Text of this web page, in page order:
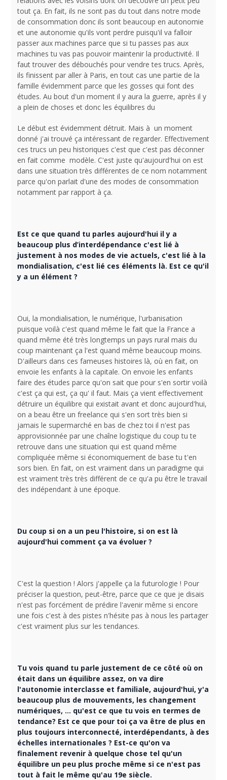
tout ça. En fait, ils ne sont pas du tout dans notre mode
de consommation donc ils sont beaucoup en autonomie
et une autonomie qu'ils vont perdre puisqu'il va falloir
passer aux machines parce que si tu passes pas aux
machines tu vas pas pouvoir maintenir la productivité. Il
faut trouver des débouchés pour vendre tes trucs. Après,
ils finissent par aller à Paris, en tout cas une partie de la
famille évidemment parce que les gosses qui font des
études. Au bout d'un moment il y aura la guerre, après il y
a plein de choses et donc les équilibres du
Le début est évidemment détruit. Mais à un moment
donné j'ai trouvé ça intéressant de regarder. Effectivement
ces trucs un peu historiques c'est que c'est pas déconner
en fait comme modèle. C'est juste qu'aujourd'hui on est
dans une situation très différentes de ce nom notamment
parce qu'on parlait d'une des modes de consommation
notamment par rapport à ça.
Est ce que quand tu parles aujourd'hui il y a
beaucoup plus d’interdépendance c'est lié à
justement à nos modes de vie actuels, c'est lié à la
mondialisation, c'est lié ces éléments là. Est ce qu'il
y a un élément ?
Oui, la mondialisation, le numérique, l'urbanisation
puisque voilà c'est quand même le fait que la France a
quand même été très longtemps un pays rural mais du
coup maintenant ça l'est quand même beaucoup moins.
D'ailleurs dans ces fameuses histoires là, où en fait, on
envoie les enfants à la capitale. On envoie les enfants
faire des études parce qu'on sait que pour s'en sortir voilà
c'est ça qui est, ça qu' il faut. Mais ça vient effectivement
détruire un équilibre qui existait avant et donc aujourd'hui,
on a beau être un freelance qui s'en sort très bien si
jamais le supermarché en bas de chez toi il n'est pas
approvisionnée par une chaîne logistique du coup tu te
retrouve dans une situation qui est quand même
compliquée même si économiquement de base tu t'en
sors bien. En fait, on est vraiment dans un paradigme qui
est vraiment très très différent de ce qu'a pu être le travail
des indépendant à une époque.
Du coup si on a un peu l'histoire, si on est là
aujourd'hui comment ça va évoluer ?
C'est la question ! Alors j'appelle ça la futurologie ! Pour
préciser la question, peut-être, parce que ce que je disais
n'est pas forcément de prédire l'avenir même si encore
une fois c'est à des pistes n'hésite pas à nous les partager
c'est vraiment plus sur les tendances.
Tu vois quand tu parle justement de ce côté où on
était dans un équilibre assez, on va dire
l'autonomie interclasse et familiale, aujourd'hui, y'a
beaucoup plus de mouvements, les changement
numériques, ... qu'est ce que tu vois en termes de
tendance? Est ce que pour toi ça va être de plus en
plus toujours interconnecté, interdépendants, à des
échelles internationales ? Est-ce qu'on va
finalement revenir à quelque chose tel qu'un
équilibre un peu plus proche même si ce n'est pas
tout à fait le même qu'au 19e siècle.